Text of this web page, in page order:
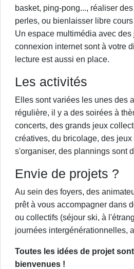
basket, ping-pong..., réaliser
perles, ou bienlaisser libre
Un espace multimédia avec
connexion internet sont à votre
lecture est aussi en place.
Les activités
Elles sont variées les unes des
régulière, il y a des soirées à
concerts, des grands jeux
créatives, du bricolage, des
s'organiser, des plannings sont
Envie de projets ?
Au sein des foyers, des
prêt à vous accompagner dans
ou collectifs (séjour ski, à
journées intergénérationnelles,
Toutes les idées de projet
bienvenues !